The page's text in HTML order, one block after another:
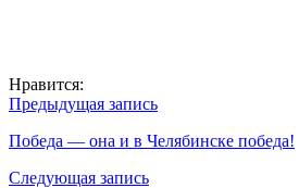
Нравится:
Навигация
по
записям
Предыдущая запись
Победа — она и в Челябинске победа!
Следующая запись